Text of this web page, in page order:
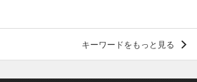
キーワードをもっと見る